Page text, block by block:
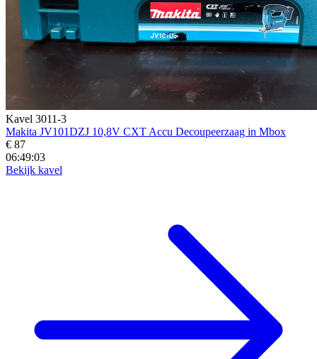
Kavel 3011-3
Makita JV101DZJ 10,8V CXT Accu Decoupeerzaag in Mbox
€ 87
06:49:01
Bekijk kavel